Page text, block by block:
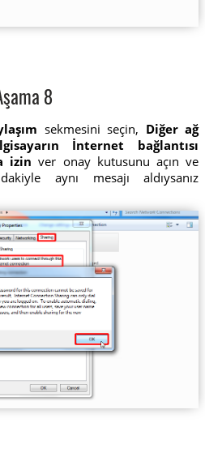
8
sekmesini seçin, Diğer ağ
İnternet bağlantısı
izin ver onay kutusunu açın ve
aynı mesajı aldıysanız